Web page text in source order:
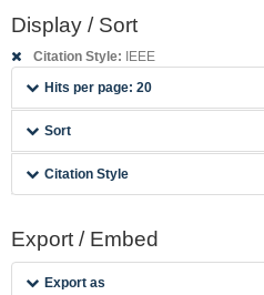
Display / Sort
Citation Style: IEEE
Hits per page: 20
Sort
Citation Style
Export / Embed
Export as